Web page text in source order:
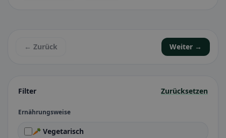
Filter Zurücksetzen
Ernährungsweise
🥕 Vegetarisch
← Zurück Weiter →